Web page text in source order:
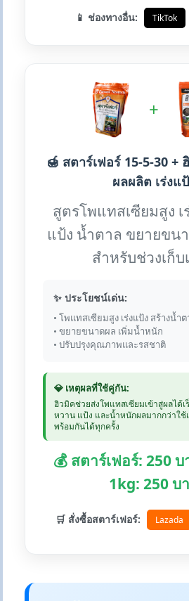
📱 ช่องทางอื่น: TikTok
+
🍯 สตาร์เฟอร์ 15-5-30 +
ผลผลิต เร่งแ
สูตรโพแทสเซียมสูง เ
แป้ง น้ำตาล ขยายขน
สำหรับช่วงเก็บ
✨ ประโยชน์เด่น:
• โพแทสเซียมสูง เร่งแป้ง สร้างน้ำต
• ขยายขนาดผล เพิ่มน้ำหนัก
• ปรับปรุงคุณภาพและรสชาติ
💎 เหตุผลที่ใช้คู่กัน:
ฮิวมิคช่วยส่งโพแทสเซียมเข้าสู่ผลได้
หวาน แป้ง และน้ำหนักผลมากกว่าใ
พร้อมกันได้ทุกครั้ง
💰 สตาร์เฟอร์: 250
1kg: 250 บ
🛒 สั่งซื้อสตาร์เฟอร์: Lazada